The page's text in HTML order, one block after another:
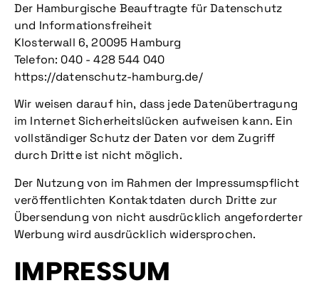
Der Hamburgische Beauftragte für Datenschutz
und Informationsfreiheit
Klosterwall 6, 20095 Hamburg
Telefon: 040 - 428 544 040
https://datenschutz-hamburg.de/
Wir weisen darauf hin, dass jede Datenübertragung
im Internet Sicherheitslücken aufweisen kann. Ein
vollständiger Schutz der Daten vor dem Zugriff
durch Dritte ist nicht möglich.
Der Nutzung von im Rahmen der Impressumspflicht
veröffentlichten Kontaktdaten durch Dritte zur
Übersendung von nicht ausdrücklich angeforderter
Werbung wird ausdrücklich widersprochen.
IMPRESSUM